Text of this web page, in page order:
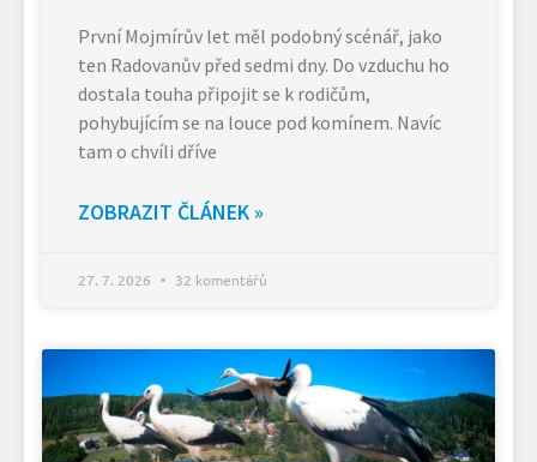
První Mojmírův let měl podobný scénář, jako
ten Radovanův před sedmi dny. Do vzduchu ho
dostala touha připojit se k rodičům,
pohybujícím se na louce pod komínem. Navíc
tam o chvíli dříve
ZOBRAZIT ČLÁNEK »
27. 7. 2026 32 komentářů